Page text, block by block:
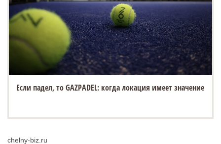
Если падел, то GAZPADEL: когда локация имеет значение
chelny-biz.ru